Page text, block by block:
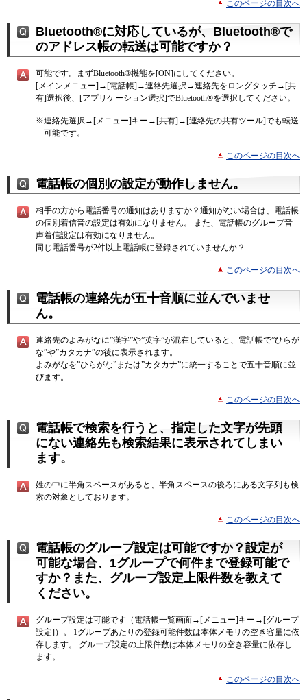
このページの目次へ
Bluetooth®に対応しているが、Bluetooth®で
のアドレス帳の転送は可能ですか？
可能です。まずBluetooth®機能を[ON]にしてください。
[メインメニュー]→[電話帳]→連絡先選択→連絡先をロングタッチ→[共
有]選択後、[アプリケーション選択]でBluetooth®を選択してください。
※連絡先選択→[メニュー]キー→[共有]→[連絡先の共有ツール]でも転送
可能です。
このページの目次へ
電話帳の個別の設定が動作しません。
相手の方から電話番号の通知はありますか？通知がない場合は、電話帳
の個別着信音の設定は有効になりません。 また、電話帳のグループ音
声着信設定は有効になりません。
同じ電話番号が2件以上電話帳に登録されていませんか？
このページの目次へ
電話帳の連絡先が五十音順に並んでいませ
ん。
連絡先のよみがなに”漢字”や”英字”が混在していると、電話帳で”ひらが
な”や”カタカナ”の後に表示されます。
よみがなを”ひらがな”または”カタカナ”に統一することで五十音順に並
びます。
このページの目次へ
電話帳で検索を行うと、指定した文字が先頭
にない連絡先も検索結果に表示されてしまい
ます。
姓の中に半角スペースがあると、半角スペースの後ろにある文字列も検
索の対象としております。
このページの目次へ
電話帳のグループ設定は可能ですか？設定が
可能な場合、1グループで何件まで登録可能で
すか？また、グループ設定上限件数を教えて
ください。
グループ設定は可能です（電話帳一覧画面→[メニュー]キー→[グループ
設定]）。 1グループあたりの登録可能件数は本体メモリの空き容量に依
存します。 グループ設定の上限件数は本体メモリの空き容量に依存し
ます。
このページの目次へ